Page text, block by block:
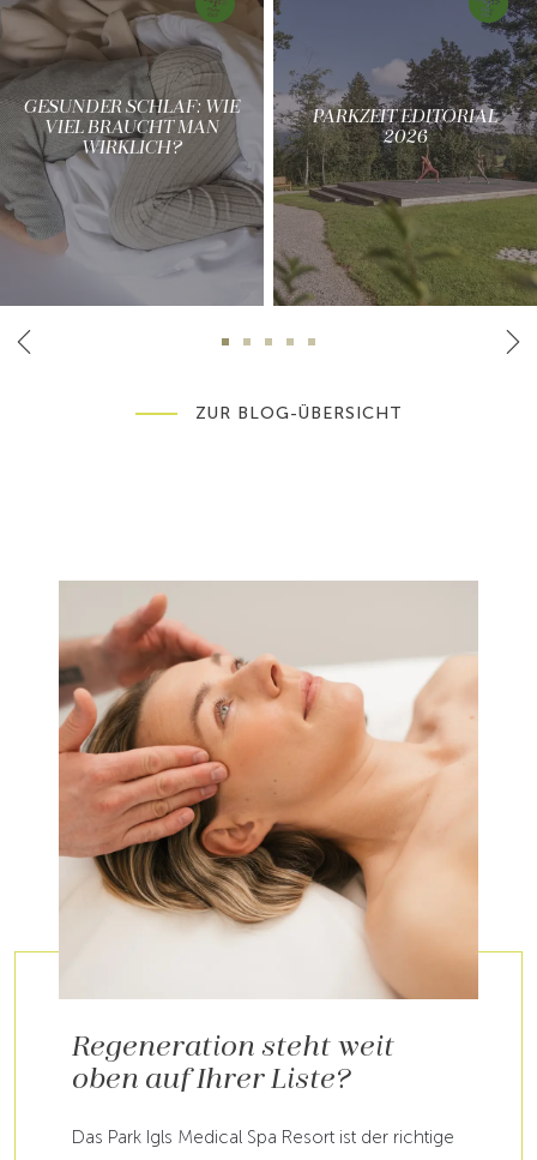
GESUNDER SCHLAF: WIE
VIEL BRAUCHT MAN
WIRKLICH?
PARKZEIT EDITORIAL
2026
ZUR BLOG-ÜBERSICHT
Regeneration steht weit
oben auf Ihrer Liste?
Das Park Igls Medical Spa Resort ist der richtige